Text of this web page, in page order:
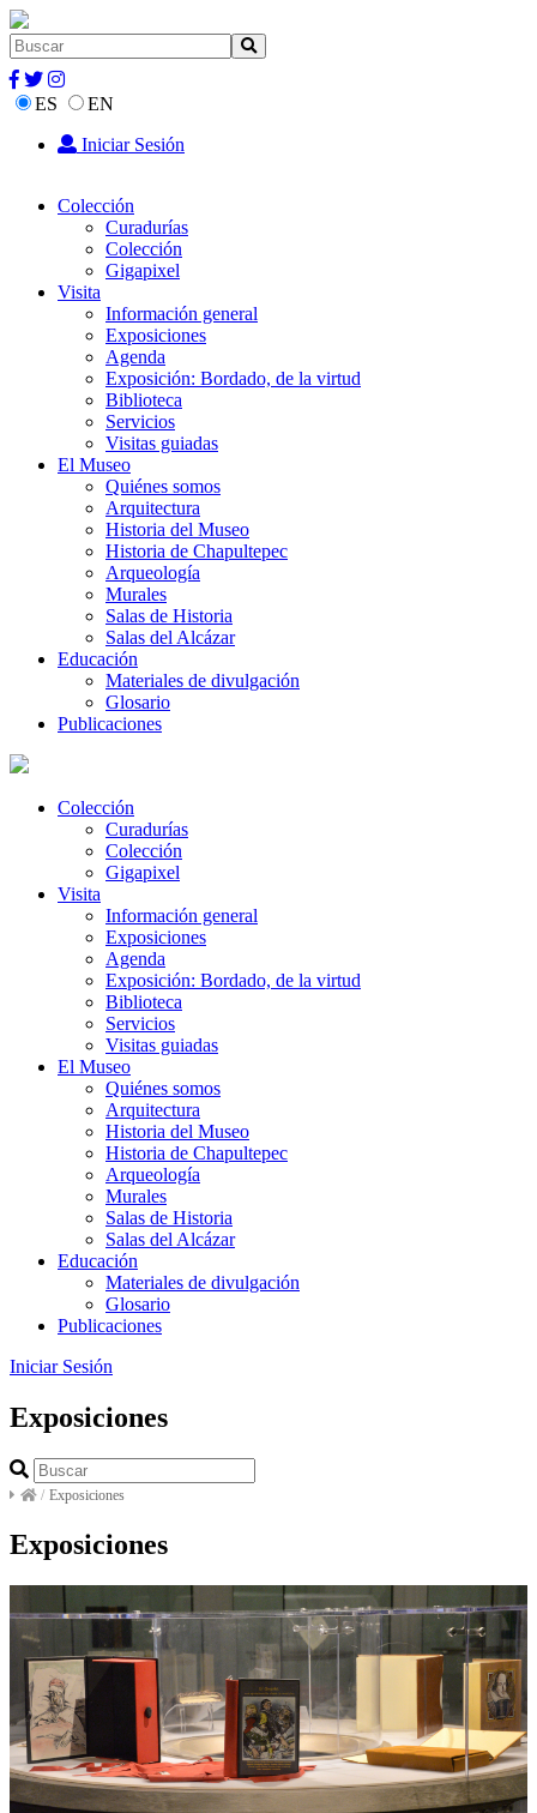
ES
EN
Iniciar Sesión
Colección
Curadurías
Colección
Gigapixel
Visita
Información general
Exposiciones
Agenda
Exposición: Bordado, de la virtud
Biblioteca
Servicios
Visitas guiadas
El Museo
Quiénes somos
Arquitectura
Historia del Museo
Historia de Chapultepec
Arqueología
Murales
Salas de Historia
Salas del Alcázar
Educación
Materiales de divulgación
Glosario
Publicaciones
Colección
Curadurías
Colección
Gigapixel
Visita
Información general
Exposiciones
Agenda
Exposición: Bordado, de la virtud
Biblioteca
Servicios
Visitas guiadas
El Museo
Quiénes somos
Arquitectura
Historia del Museo
Historia de Chapultepec
Arqueología
Murales
Salas de Historia
Salas del Alcázar
Educación
Materiales de divulgación
Glosario
Publicaciones
Iniciar Sesión
Exposiciones
/ Exposiciones
Exposiciones